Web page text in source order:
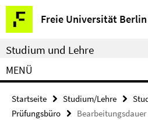
Springe
direkt
zu
Inhalt
Freie Universität Berlin
Service-
Navigation
Studium und Lehre
MENÜ
Startseite Studium/Lehre
Prüfungsbüro
Bearbeitungsdauer